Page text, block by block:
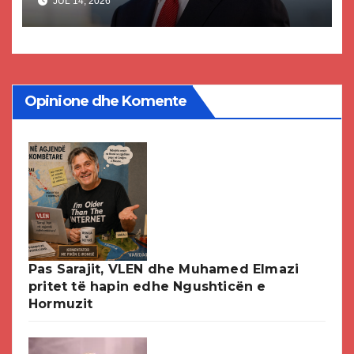
paligjshëm të selisë së VMRO-
DPMNE-së
Opinione dhe Komente
Pas Sarajit, VLEN dhe Muhamed Elmazi
pritet të hapin edhe Ngushticën e
Hormuzit